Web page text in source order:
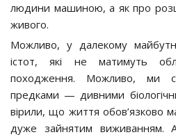
людини машиною, а як про
живого.
Можливо, у далекому
істот, які не матимуть
походження. Можливо, ми
предками — дивними
вірили, що життя обов’язково
дуже зайнятим виживанням.